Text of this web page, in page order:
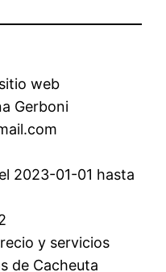
web
Gerboni
2023-01-01 hasta
y servicios
de Cacheuta